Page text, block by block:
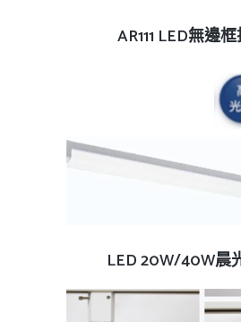
查看內容
AR111 LED無邊
查看內容
LED 20W/40W晨